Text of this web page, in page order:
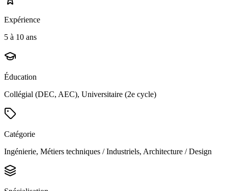
Expérience
5 à 10 ans
Éducation
Collégial (DEC, AEC), Universitaire (2e cycle)
Catégorie
Ingénierie, Métiers techniques / Industriels, Architecture / Design